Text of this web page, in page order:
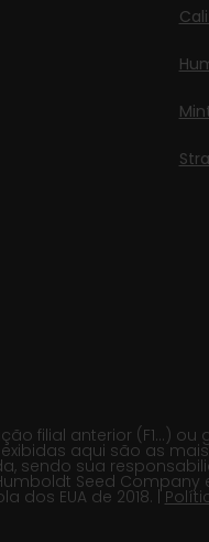
filial anterior (F1…)
aqui são as
sendo sua
Seed
dos EUA de 2018. |